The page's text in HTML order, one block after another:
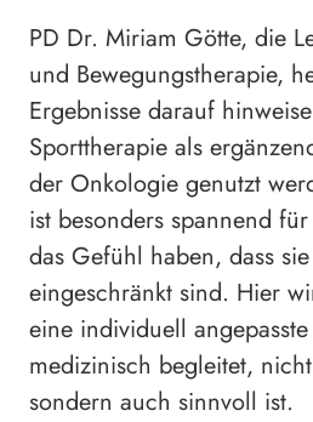
PD Dr. Miriam Götte, die
und Bewegungstherapie,
Ergebnisse darauf
Sporttherapie als
der Onkologie genutzt
ist besonders spannend
das Gefühl haben, dass
eingeschränkt sind. Hier
eine individuell
medizinisch begleitet,
sondern auch sinnvoll ist.